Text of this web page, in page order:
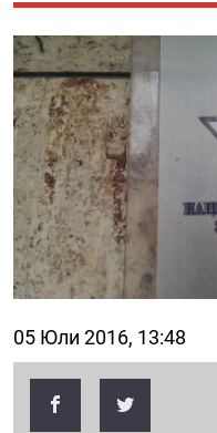
05 Юли 2016, 13:48